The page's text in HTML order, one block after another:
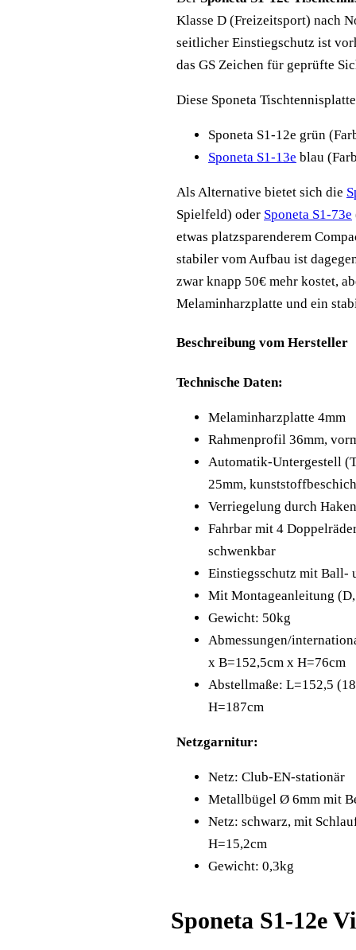
Klasse D (Freizeitsport) nach
seitlicher Einstiegschutz ist
das GS Zeichen für geprüfte
Diese Sponeta
Sponeta S1-12e grün
Sponeta S1-13e blau
Als Alternative bietet sich die
Spielfeld) oder Sponeta S1-73e
etwas platzsparenderem
stabiler vom Aufbau ist
zwar knapp 50€ mehr kostet,
Melaminharzplatte und ein
Beschreibung vom Hersteller
Technische Daten:
Melaminharzplatte 4mm
Rahmenprofil 36mm,
Automatik-Untergestell
25mm,
Verriegelung durch
Fahrbar mit 4
schwenkbar
Einstiegsschutz mit Ball-
Mit Montageanleitung (D,
Gewicht: 50kg
Abmessungen/
x B=152,5cm x H=76cm
Abstellmaße: L=152,5
H=187cm
Netzgarnitur:
Netz: Club-EN-stationär
Metallbügel Ø 6mm mit
Netz: schwarz, mit
H=15,2cm
Gewicht: 0,3kg
Sponeta S1-12e